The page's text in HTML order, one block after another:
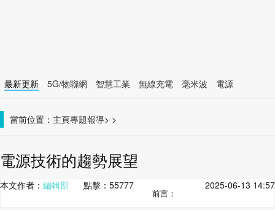
最新更新 5G/物聯網 智慧工業 無線充電 毫米波
電源
當前位置： 主頁 >
專題報導 >
電源技術的趨勢展望
本文作者： 編輯部 點擊： 55777 2025-06-13 14:57
前言：